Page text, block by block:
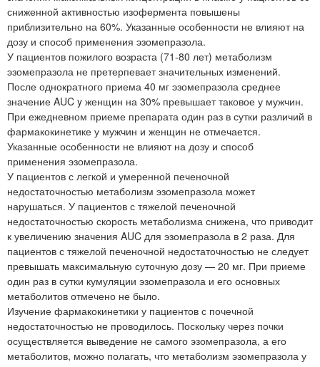
сниженной активностью изофермента повышены
приблизительно на 60%. Указанные особенности не влияют на
дозу и способ применения эзомепразола.
У пациентов пожилого возраста (71-80 лет) метаболизм
эзомепразола не претерпевает значительных изменений.
После однократного приема 40 мг эзомепразола среднее
значение AUC y женщин на 30% превышает таковое у мужчин.
При ежедневном приеме препарата один раз в сутки различий в
фармакокинетике у мужчин и женщин не отмечается.
Указанные особенности не влияют на дозу и способ
применения эзомепразола.
У пациентов с легкой и умеренной печеночной
недостаточностью метаболизм эзомепразола может
нарушаться. У пациентов с тяжелой печеночной
недостаточностью скорость метаболизма снижена, что приводит
к увеличению значения AUC для эзомепразола в 2 раза. Для
пациентов с тяжелой печеночной недостаточностью не следует
превышать максимальную суточную дозу — 20 мг. При приеме
один раз в сутки кумуляции эзомепразола и его основных
метаболитов отмечено не было.
Изучение фармакокинетики у пациентов с почечной
недостаточностью не проводилось. Поскольку через почки
осуществляется выведение не самого эзомепразола, а его
метаболитов, можно полагать, что метаболизм эзомепразола у